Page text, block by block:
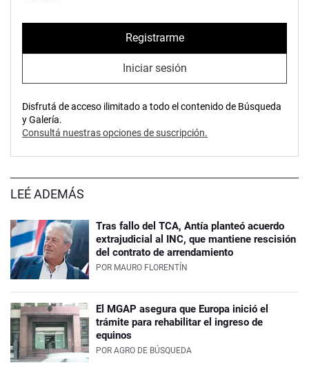
Registrarme
Iniciar sesión
Disfrutá de acceso ilimitado a todo el contenido de Búsqueda
y Galería.
Consultá nuestras opciones de suscripción.
LEÉ ADEMÁS
Tras fallo del TCA, Antía planteó acuerdo
extrajudicial al INC, que mantiene rescisión
del contrato de arrendamiento
POR MAURO FLORENTÍN
El MGAP asegura que Europa inició el
trámite para rehabilitar el ingreso de
equinos
POR AGRO DE BÚSQUEDA